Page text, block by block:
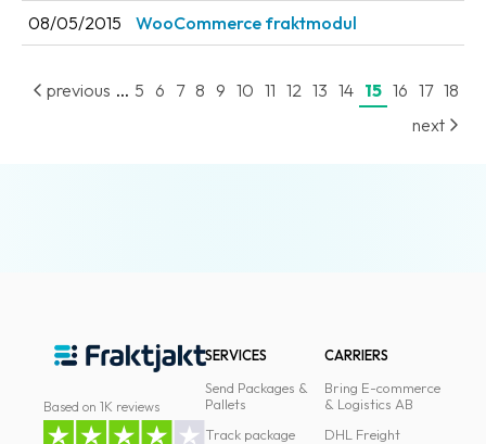
Prohibited
and
content
08/05/2015 WooCommerce fraktmodul
previous ... 5 6 7 8 9 10 11 12 13 14 15 16 17 18
next
Based on 1K reviews
SERVICES
Send Packages &
Pallets
Track package
CARRIERS
Bring E-commerce
& Logistics AB
DHL Freight